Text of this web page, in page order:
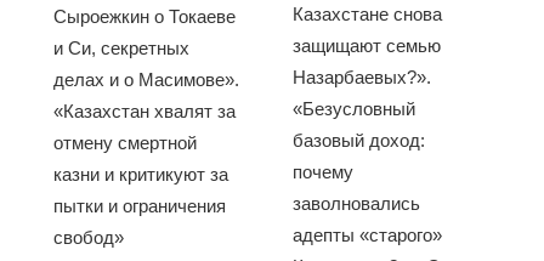
Сыроежкин о Токаеве
и Си, секретных
делах и о Масимове».
«Казахстан хвалят за
отмену смертной
казни и критикуют за
пытки и ограничения
свобод»
Казахстане снова
защищают семью
Назарбаевых?».
«Безусловный
базовый доход:
почему
заволновались
адепты «старого»